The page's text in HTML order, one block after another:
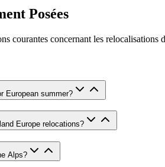
Posées
courantes concernant les relocalisations
European summer?
Europe relocations?
Alps?